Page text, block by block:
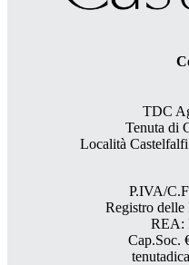
TDC
Tenuta di
Località
P.IVA/
Registro delle
REA:
Cap.Soc.